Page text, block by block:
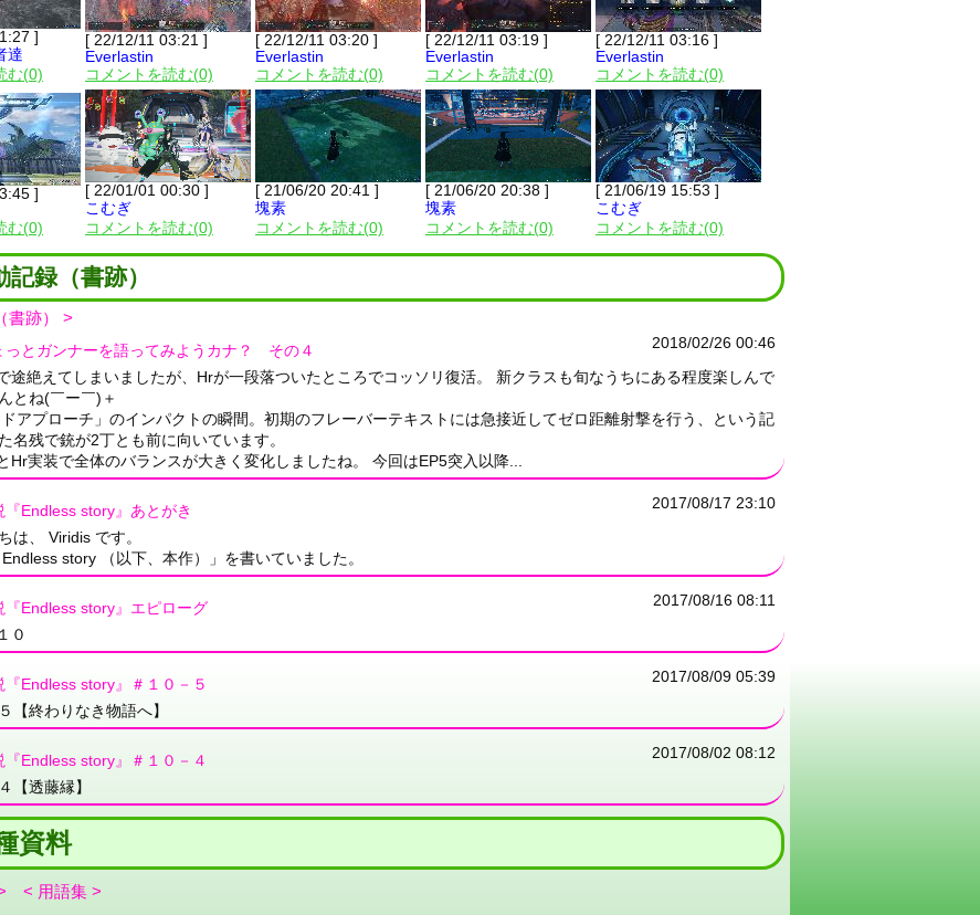
]
達
む(0)
[ 22/12/11 03:21 ]
Everlastin
コメントを読む(0)
[ 22/12/11 03:20 ]
Everlastin
コメントを読む(0)
[ 22/12/11 03:19 ]
Everlastin
コメントを読む(0)
[ 22/12/11 03:16 ]
Everlastin
コメントを読む(0)
]
む(0)
[ 22/01/01 00:30 ]
こむぎ
コメントを読む(0)
[ 21/06/20 20:41 ]
塊素
コメントを読む(0)
[ 21/06/20 20:38 ]
塊素
コメントを読む(0)
[ 21/06/19 15:53 ]
こむぎ
コメントを読む(0)
記録（書跡）
書跡） >
っとガンナーを語ってみようカナ？ その４ 2018/02/26 00:46
途絶えてしまいましたが、Hrが一段落ついたところでコッソリ復活。 新クラスも旬なうちにある程度楽しんで
とね(￣ー￣)＋
アプローチ」のインパクトの瞬間。初期のフレーバーテキストには急接近してゼロ距離射撃を行う、という記
名残で銃が2丁とも前に向いています。
Hr実装で全体のバランスが大きく変化しましたね。 今回はEP5突入以降...
『Endless story』あとがき 2017/08/17 23:10
は、 Viridis です。
story （以下、本作）」を書いていました。
『Endless story』エピローグ 2017/08/16 08:11
０
『Endless story』＃１０－５ 2017/08/09 05:39
【終わりなき物語へ】
『Endless story』＃１０－４ 2017/08/02 08:12
【透藤縁】
資料
< 用語集 >